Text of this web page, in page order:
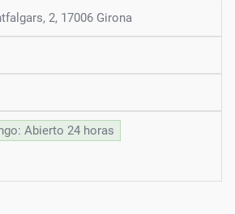
2, 17006 Girona
Abierto 24 horas